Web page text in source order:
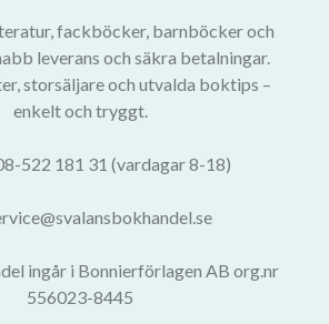
fackböcker, barnböcker och
leverans och säkra betalningar.
storsäljare och utvalda boktips –
enkelt och tryggt.
522 181 31 (vardagar 8-18)
ingår i Bonnierförlagen AB org.nr
556023-8445